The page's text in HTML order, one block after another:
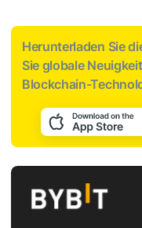
Herunterladen Sie
Sie globale
Blockchain-